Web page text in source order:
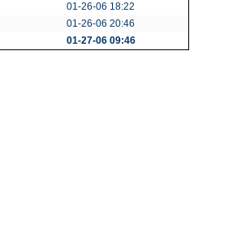
01-26-06 18:22
01-26-06 20:46
01-27-06 09:46